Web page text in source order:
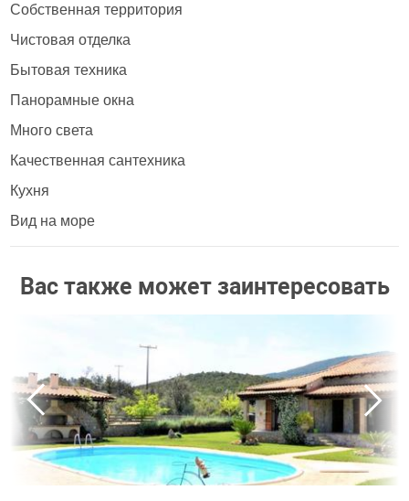
Собственная территория
Чистовая отделка
Бытовая техника
Панорамные окна
Много света
Качественная сантехника
Кухня
Вид на море
Вас также может заинтересовать